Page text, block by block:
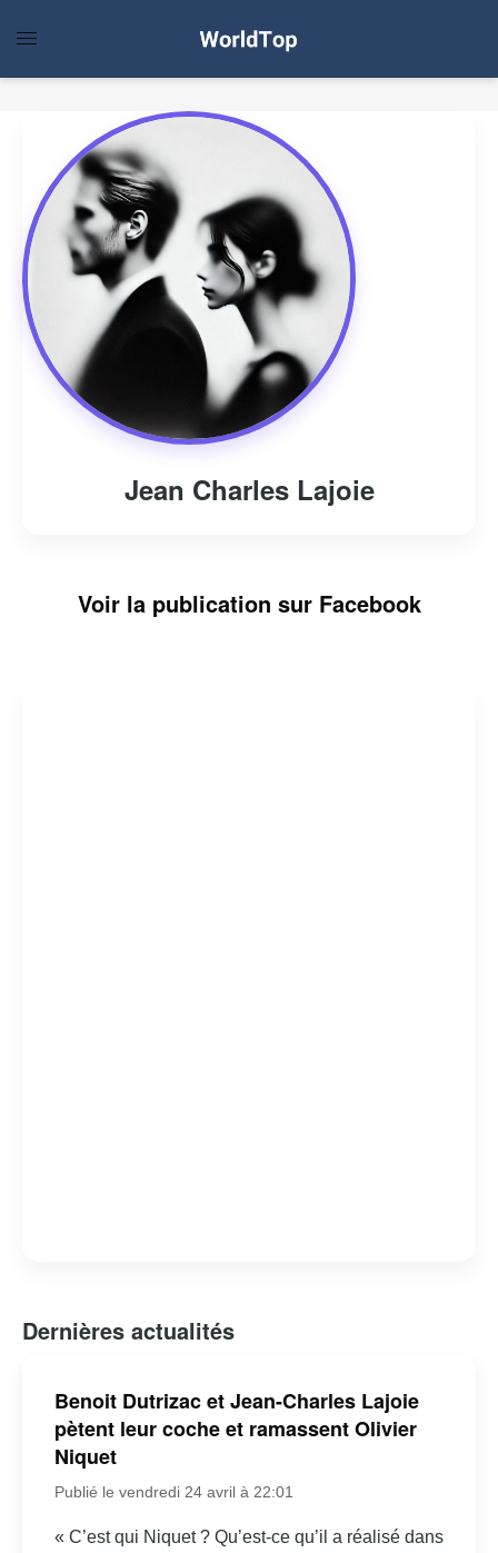
Jean Charles Lajoie
Voir la publication sur Facebook
Dernières actualités
Benoit Dutrizac et Jean-Charles Lajoie
pètent leur coche et ramassent Olivier
Niquet
Publié le vendredi 24 avril à 22:01
« C’est qui Niquet ? Qu’est-ce qu’il a réalisé dans